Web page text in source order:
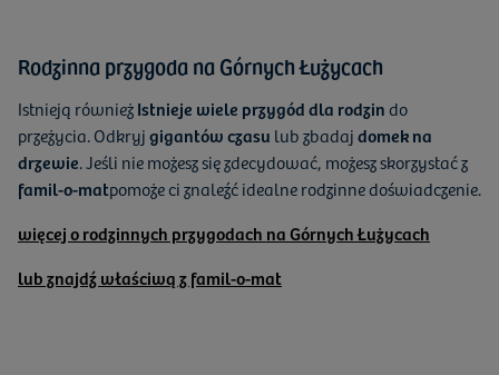
Rodzinna przygoda na Górnych Łużycach
Istnieją równieżIstnieje wiele przygód dla rodzindo
przeżycia. Odkryjgigantów czasu lub zbadajdomek na
drzewie. Jeśli nie możesz się zdecydować, możesz skorzystać z
famil-o-matpomoże ci znaleźć idealne rodzinne doświadczenie.
więcej o rodzinnych przygodach na Górnych Łużycach
lub znajdź właściwą z famil-o-mat